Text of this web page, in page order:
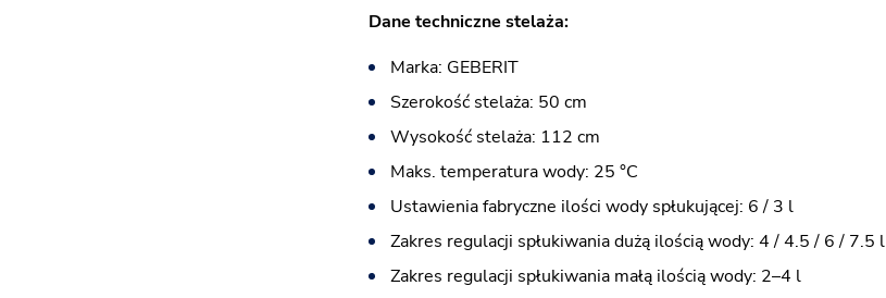
Dane techniczne stelaża:
Marka: GEBERIT
Szerokość stelaża: 50 cm
Wysokość stelaża: 112 cm
Maks. temperatura wody: 25 °C
Ustawienia fabryczne ilości wody spłukującej: 6 / 3 l
Zakres regulacji spłukiwania dużą ilością wody: 4 / 4.5 / 6 / 7.5 l
Zakres regulacji spłukiwania małą ilością wody: 2–4 l